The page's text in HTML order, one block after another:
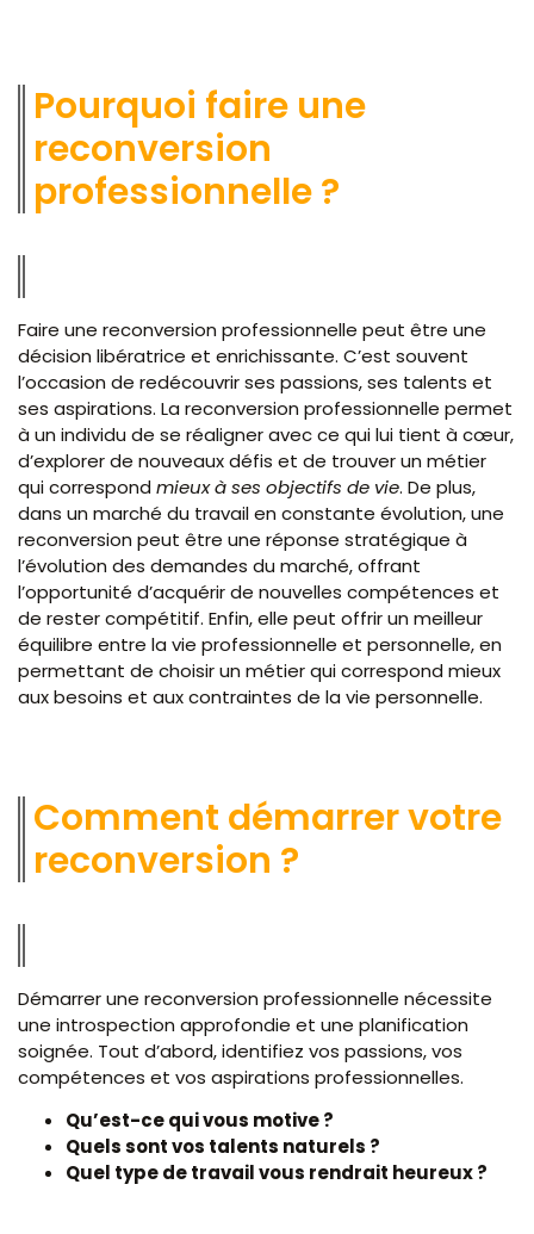
Pourquoi faire une
reconversion
professionnelle ?
Faire une reconversion professionnelle peut être une
décision libératrice et enrichissante. C’est souvent
l’occasion de redécouvrir ses passions, ses talents et
ses aspirations. La reconversion professionnelle permet
à un individu de se réaligner avec ce qui lui tient à cœur,
d’explorer de nouveaux défis et de trouver un métier
qui correspond mieux à ses objectifs de vie. De plus,
dans un marché du travail en constante évolution, une
reconversion peut être une réponse stratégique à
l’évolution des demandes du marché, offrant
l’opportunité d’acquérir de nouvelles compétences et
de rester compétitif. Enfin, elle peut offrir un meilleur
équilibre entre la vie professionnelle et personnelle, en
permettant de choisir un métier qui correspond mieux
aux besoins et aux contraintes de la vie personnelle.
Comment démarrer votre
reconversion ?
Démarrer une reconversion professionnelle nécessite
une introspection approfondie et une planification
soignée. Tout d’abord, identifiez vos passions, vos
compétences et vos aspirations professionnelles.
Qu’est-ce qui vous motive ?
Quels sont vos talents naturels ?
Quel type de travail vous rendrait heureux ?